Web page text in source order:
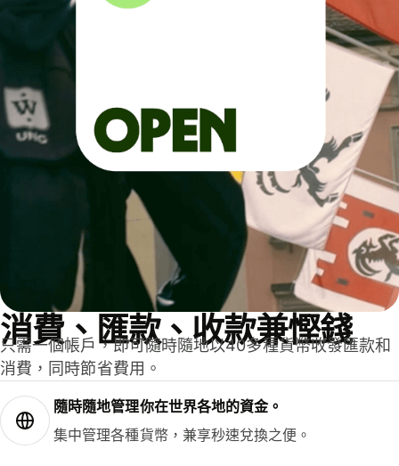
消費、匯款、收款兼慳錢
只需一個帳戶，即可隨時隨地以40多種貨幣收發匯款和
消費，同時節省費用。
隨時隨地管理你在世界各地的資金。
集中管理各種貨幣，兼享秒速兌換之便。